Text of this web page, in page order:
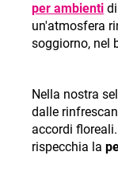
per ambienti
un'atmosfera
soggiorno, nel
Nella nostra
dalle
accordi
rispecchia la